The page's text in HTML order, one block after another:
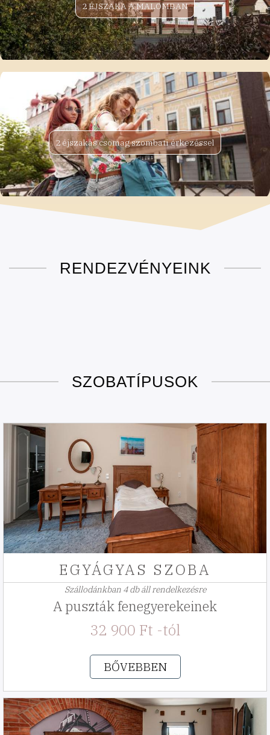
2 ÉJSZAKA A MALOMBAN
2 éjszakás csomag szombati érkezéssel
RENDEZVÉNYEINK
SZOBATÍPUSOK
EGYÁGYAS SZOBA
Szállodánkban 4 db áll rendelkezésre
A puszták fenegyerekeinek
32 900 Ft -tól
BŐVEBBEN